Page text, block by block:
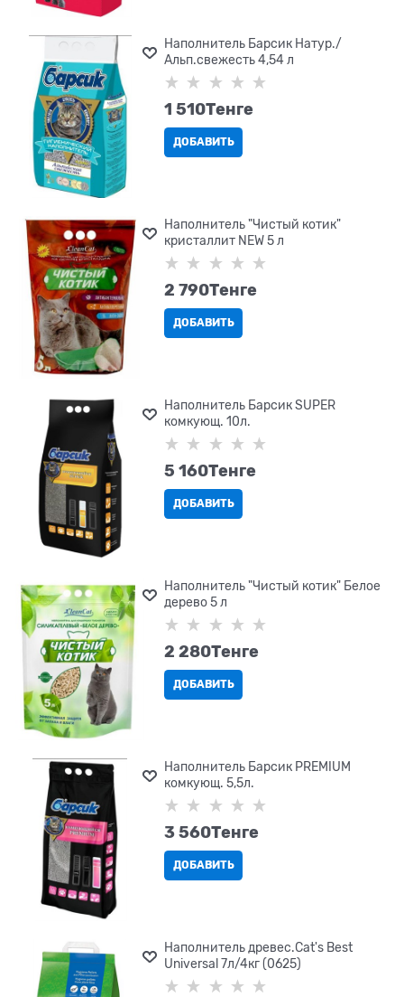
Наполнитель Барсик Натур./
Альп.свежесть 4,54 л
1 510Tенге
ДОБАВИТЬ
Наполнитель "Чистый котик"
кристаллит NEW 5 л
2 790Tенге
ДОБАВИТЬ
Наполнитель Барсик SUPER
комкующ. 10л.
5 160Tенге
ДОБАВИТЬ
Наполнитель "Чистый котик" Белое
дерево 5 л
2 280Tенге
ДОБАВИТЬ
Наполнитель Барсик PREMIUM
комкующ. 5,5л.
3 560Tенге
ДОБАВИТЬ
Наполнитель древес.Cat's Best
Universal 7л/4кг (0625)